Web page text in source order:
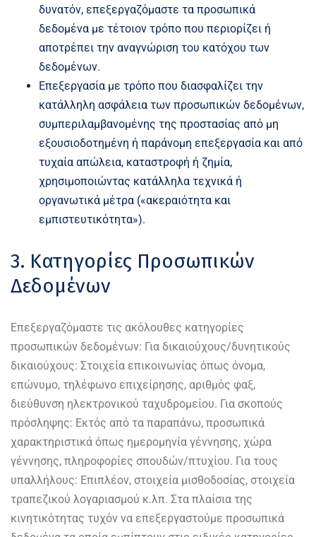
δυνατόν, επεξεργαζόμαστε τα προσωπικά
δεδομένα με τέτοιον τρόπο που περιορίζει ή
αποτρέπει την αναγνώριση του κατόχου των
δεδομένων.
Επεξεργασία με τρόπο που διασφαλίζει την
κατάλληλη ασφάλεια των προσωπικών δεδομένων,
συμπεριλαμβανομένης της προστασίας από μη
εξουσιοδοτημένη ή παράνομη επεξεργασία και από
τυχαία απώλεια, καταστροφή ή ζημία,
χρησιμοποιώντας κατάλληλα τεχνικά ή
οργανωτικά μέτρα («ακεραιότητα και
εμπιστευτικότητα»).
3. Κατηγορίες Προσωπικών
Δεδομένων
Επεξεργαζόμαστε τις ακόλουθες κατηγορίες
προσωπικών δεδομένων: Για δικαιούχους/δυνητικούς
δικαιούχους: Στοιχεία επικοινωνίας όπως όνομα,
επώνυμο, τηλέφωνο επιχείρησης, αριθμός φαξ,
διεύθυνση ηλεκτρονικού ταχυδρομείου. Για σκοπούς
πρόσληψης: Εκτός από τα παραπάνω, προσωπικά
χαρακτηριστικά όπως ημερομηνία γέννησης, χώρα
γέννησης, πληροφορίες σπουδών/πτυχίου. Για τους
υπαλλήλους: Επιπλέον, στοιχεία μισθοδοσίας, στοιχεία
τραπεζικού λογαριασμού κ.λπ. Στα πλαίσια της
κινητικότητας τυχόν να επεξεργαστούμε προσωπικά